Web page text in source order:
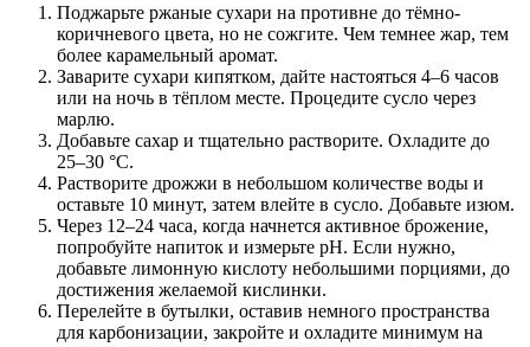
Поджарьте ржаные сухари на противне до тёмно-
коричневого цвета, но не сожгите. Чем темнее жар, тем
более карамельный аромат.
Заварите сухари кипятком, дайте настояться 4–6 часов
или на ночь в тёплом месте. Процедите сусло через
марлю.
Добавьте сахар и тщательно растворите. Охладите до
25–30 °C.
Растворите дрожжи в небольшом количестве воды и
оставьте 10 минут, затем влейте в сусло. Добавьте изюм.
Через 12–24 часа, когда начнется активное брожение,
попробуйте напиток и измерьте pH. Если нужно,
добавьте лимонную кислоту небольшими порциями, до
достижения желаемой кислинки.
Перелейте в бутылки, оставив немного пространства
для карбонизации, закройте и охладите минимум на